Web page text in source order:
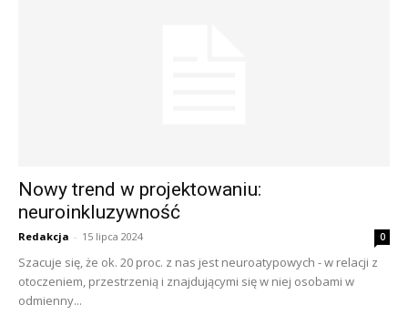
Nowy trend w projektowaniu:
neuroinkluzywność
Redakcja - 15 lipca 2024 0
Szacuje się, że ok. 20 proc. z nas jest neuroatypowych - w relacji z
otoczeniem, przestrzenią i znajdującymi się w niej osobami w
odmienny...